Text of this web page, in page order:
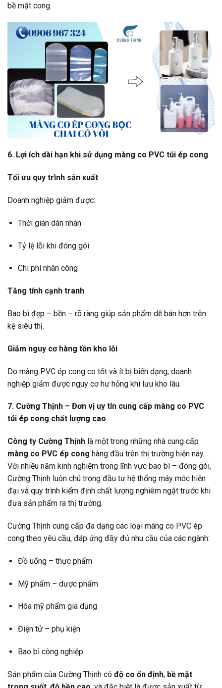
bề mặt cong.
6. Lợi ích dài hạn khi sử dụng màng co PVC túi ép cong
Tối ưu quy trình sản xuất
Doanh nghiệp giảm được:
Thời gian dán nhãn
Tỷ lệ lỗi khi đóng gói
Chi phí nhân công
Tăng tính cạnh tranh
Bao bì đẹp – bền – rõ ràng giúp sản phẩm dễ bán hơn trên
kệ siêu thị.
Giảm nguy cơ hàng tồn kho lỗi
Do màng PVC ép cong co tốt và ít bị biến dạng, doanh
nghiệp giảm được nguy cơ hư hỏng khi lưu kho lâu.
7. Cường Thịnh – Đơn vị uy tín cung cấp màng co PVC
túi ép cong chất lượng cao
Công ty Cường Thịnh là một trong những nhà cung cấp
màng co PVC ép cong hàng đầu trên thị trường hiện nay.
Với nhiều năm kinh nghiệm trong lĩnh vực bao bì – đóng gói,
Cường Thịnh luôn chú trọng đầu tư hệ thống máy móc hiện
đại và quy trình kiểm định chất lượng nghiêm ngặt trước khi
đưa sản phẩm ra thị trường.
Cường Thịnh cung cấp đa dạng các loại màng co PVC ép
cong theo yêu cầu, đáp ứng đầy đủ nhu cầu của các ngành:
Đồ uống – thực phẩm
Mỹ phẩm – dược phẩm
Hóa mỹ phẩm gia dụng
Điện tử – phụ kiện
Bao bì công nghiệp
Sản phẩm của Cường Thịnh có độ co ổn định, bề mặt